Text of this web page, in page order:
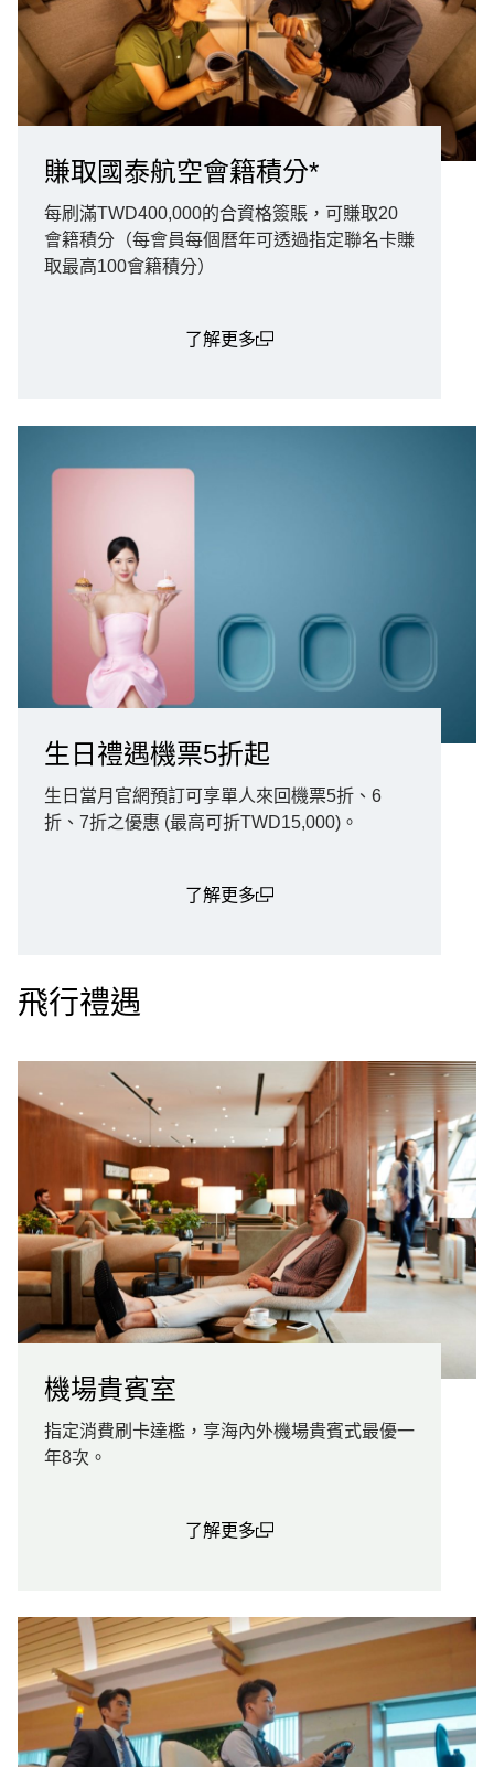
賺取國泰航空會籍積分*
每刷滿TWD400,000的合資格簽賬，可賺取20
會籍積分（每會員每個曆年可透過指定聯名卡賺
取最高100會籍積分）
了解更多
生日禮遇機票5折起
生日當月官網預訂可享單人來回機票5折、6
折、7折之優惠 (最高可折TWD15,000)。
了解更多
飛行禮遇
機場貴賓室
指定消費刷卡達檻，享海內外機場貴賓式最優一
年8次。
了解更多